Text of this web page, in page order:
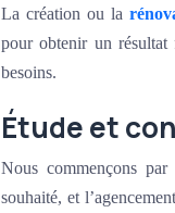
La création ou la
pour obtenir un résultat
besoins.
Étude et
Nous commençons
souhaité, et